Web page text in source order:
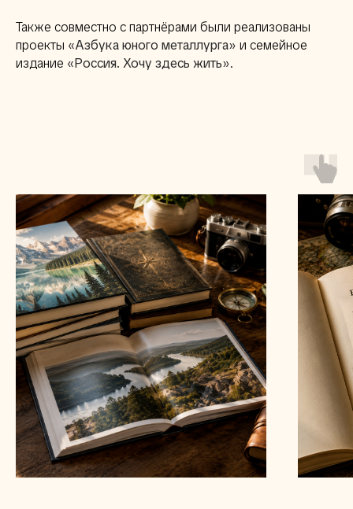
Также совместно с партнёрами были реализованы
проекты «Азбука юного металлурга» и семейное
издание «Россия. Хочу здесь жить».